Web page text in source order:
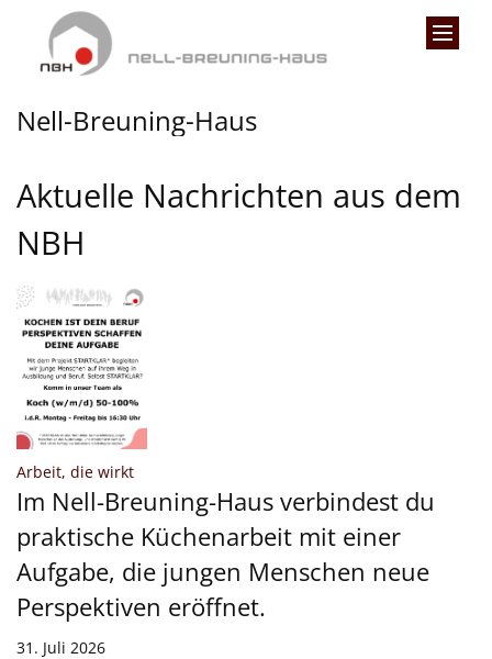
Zum Inhalt springen
Nell-Breuning-Haus
Aktuelle Nachrichten aus dem
NBH
Arbeit, die wirkt:
Im Nell-Breuning-Haus verbindest du
praktische Küchenarbeit mit einer
Aufgabe, die jungen Menschen neue
Perspektiven eröffnet.
31. Juli 2026